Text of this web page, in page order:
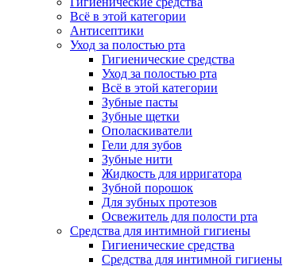
Всё в этой категории
Антисептики
Уход за полостью рта
Гигиенические средства
Уход за полостью рта
Всё в этой категории
Зубные пасты
Зубные щетки
Ополаскиватели
Гели для зубов
Зубные нити
Жидкость для ирригатора
Зубной порошок
Для зубных протезов
Освежитель для полости рта
Средства для интимной гигиены
Гигиенические средства
Средства для интимной гигиены